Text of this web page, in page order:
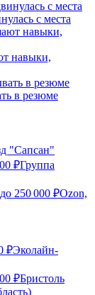
с места
навыки,
в резюме
"Сапсан"
₽Группа
до 250 000 ₽Ozon,
₽Эколайн-
₽Бристоль